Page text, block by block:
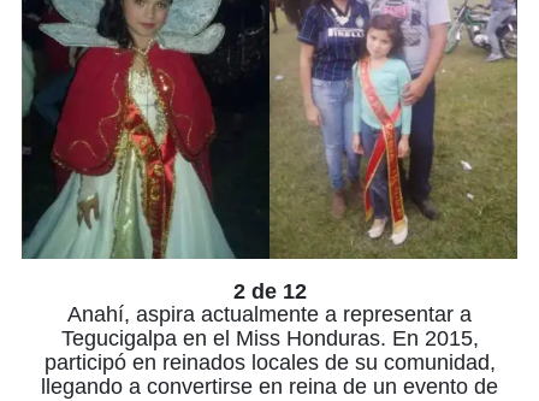
2 de 12
Anahí, aspira actualmente a representar a
Tegucigalpa en el Miss Honduras. En 2015,
participó en reinados locales de su comunidad,
llegando a convertirse en reina de un evento de